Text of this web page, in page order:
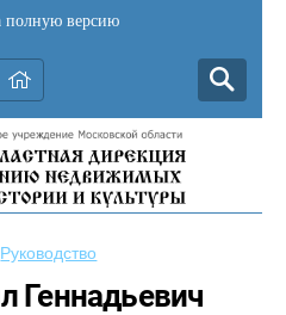
полную версию
Руководство
Геннадьевич